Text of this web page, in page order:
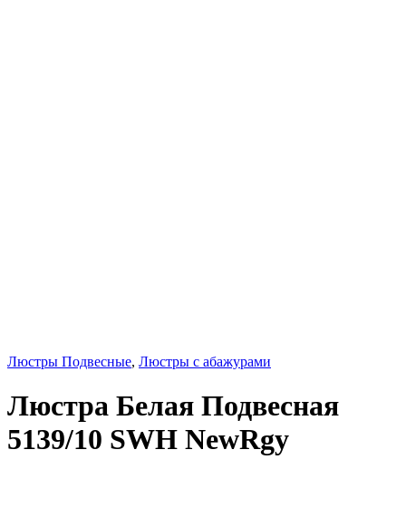
Люстры Подвесные, Люстры с абажурами
Люстра Белая Подвесная
5139/10 SWH NewRgy